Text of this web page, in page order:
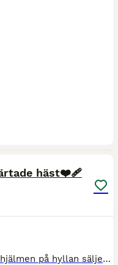
häst❤️‍🩹
Då dottern har tappat intresset och lägger hjälmen på hyllan säljer vi nu våran häst. Abbey är ett sto född 2011 med en fantastisk inställning till arbete och ett hjärta av guld. Hon är en otroligt sn